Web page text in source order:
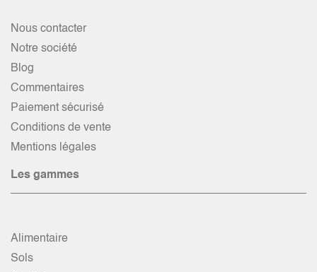
Nous contacter
Notre société
Blog
Commentaires
Paiement sécurisé
Conditions de vente
Mentions légales
Les gammes
Alimentaire
Sols